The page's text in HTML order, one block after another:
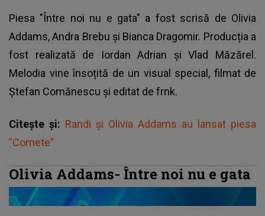
Piesa "Între noi nu e gata" a fost scrisă de Olivia
Addams, Andra Brebu și Bianca Dragomir. Producția a
fost realizată de Iordan Adrian și Vlad Măzărel.
Melodia vine însoțită de un visual special, filmat de
Ștefan Comănescu și editat de frnk.
Citește și: Randi și Olivia Addams au lansat piesa
”Comete”
Olivia Addams- Între noi nu e gata